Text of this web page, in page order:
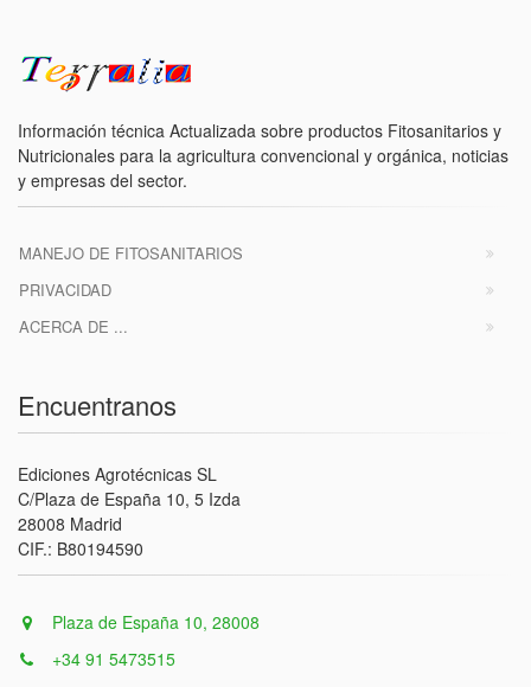
Información técnica Actualizada sobre productos Fitosanitarios y
Nutricionales para la agricultura convencional y orgánica, noticias
y empresas del sector.
MANEJO DE FITOSANITARIOS
PRIVACIDAD
ACERCA DE ...
Encuentranos
Ediciones Agrotécnicas SL
C/Plaza de España 10, 5 Izda
28008 Madrid
CIF.: B80194590
Plaza de España 10, 28008
+34 91 5473515